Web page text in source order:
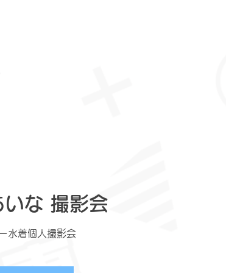
な 撮影会
水着個人撮影会